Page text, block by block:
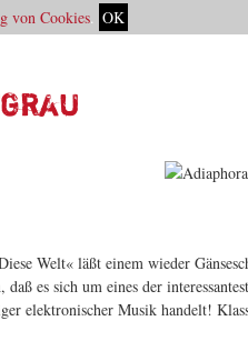
Welt« läßt einem wieder
es sich um eines der
elektronischer Musik handelt!
von Cookies. OK